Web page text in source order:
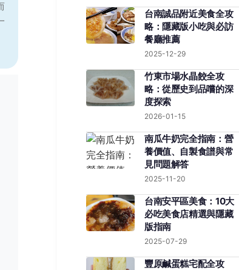
台南誠品附近美食全攻
略：隱藏版小吃與必訪
餐廳推薦
2025-12-29
竹東市場水晶餃全攻
略：從歷史到品嚐的深
度探索
2026-01-15
南瓜牛奶完全指南：營
養價值、自製食譜與常
見問題解答
2025-11-20
台南安平區美食：10大
必吃美食店精選與隱藏
版指南
2025-07-29
豐原鹹蛋糕宅配全攻